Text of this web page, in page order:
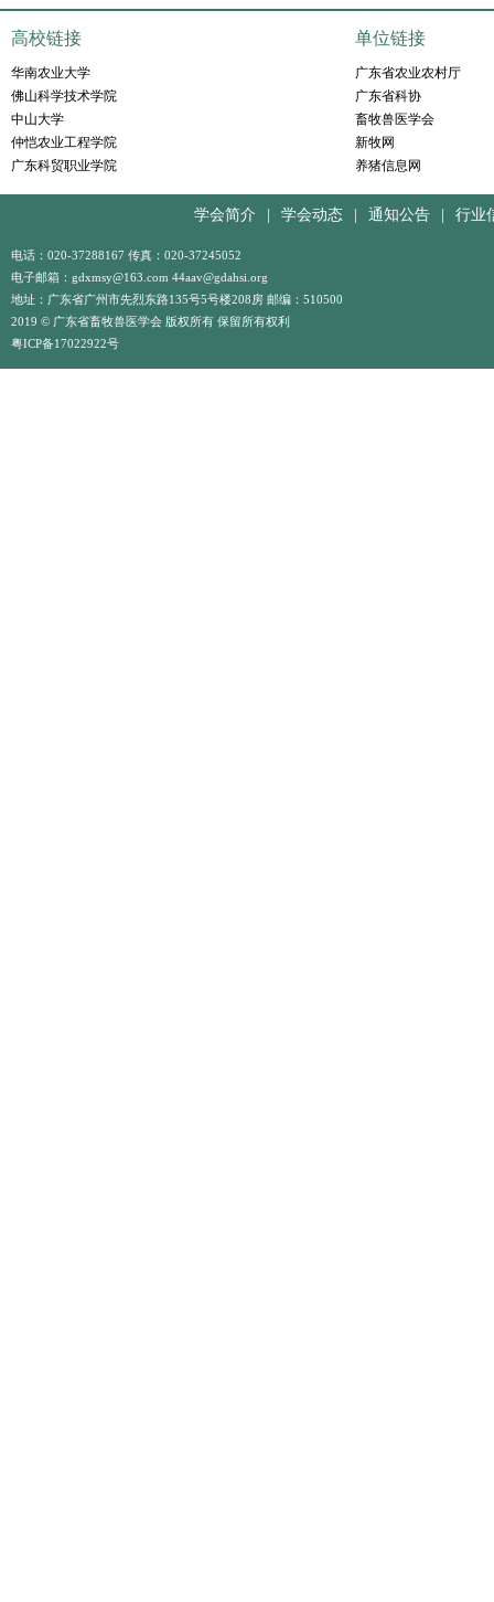
高校链接
华南农业大学
佛山科学技术学院
中山大学
仲恺农业工程学院
广东科贸职业学院
单位链接
广东省农业农村厅
广东省科协
畜牧兽医学会
新牧网
养猪信息网
学会简介 学会动态 通知公告 行业
电话：020-37288167 传真：020-37245052
电子邮箱：gdxmsy@163.com 44aav@gdahsi.org
地址：广东省广州市先烈东路135号5号楼208房 邮编：510500
2019 © 广东省畜牧兽医学会 版权所有 保留所有权利
粤ICP备17022922号